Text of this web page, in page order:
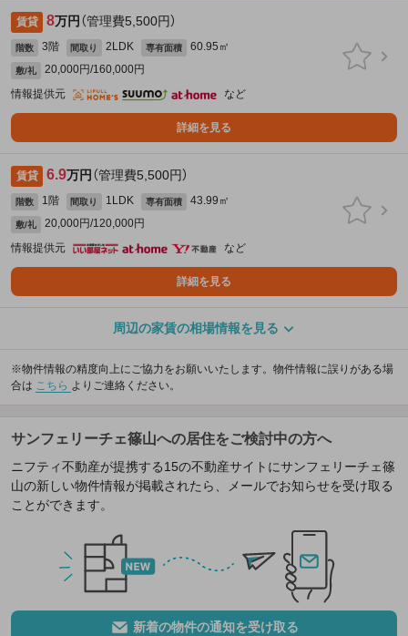
賃貸 8万円 （管理費5,500円）
階数 3階 間取り 2LDK 専有面積 60.95㎡
敷/礼
20,000円/160,000円
情報提供元
など
詳細を見る
賃貸 6.9万円 （管理費5,500円）
階数 1階 間取り 1LDK 専有面積 43.99㎡
敷/礼
20,000円/120,000円
情報提供元
など
詳細を見る
周辺の家賃の相場情報を見る
※物件情報の精度向上にご協力をお願いいたします。物件情報に誤りがある場
合は こちら よりご連絡ください。
サンフェリーチェ篠山への居住をご検討中の方へ
ニフティ不動産が提携する15の不動産サイトにサンフェリーチェ篠
山の新しい物件情報が掲載されたら、メールでお知らせを受け取る
ことができます。
新着の物件の通知を受け取る